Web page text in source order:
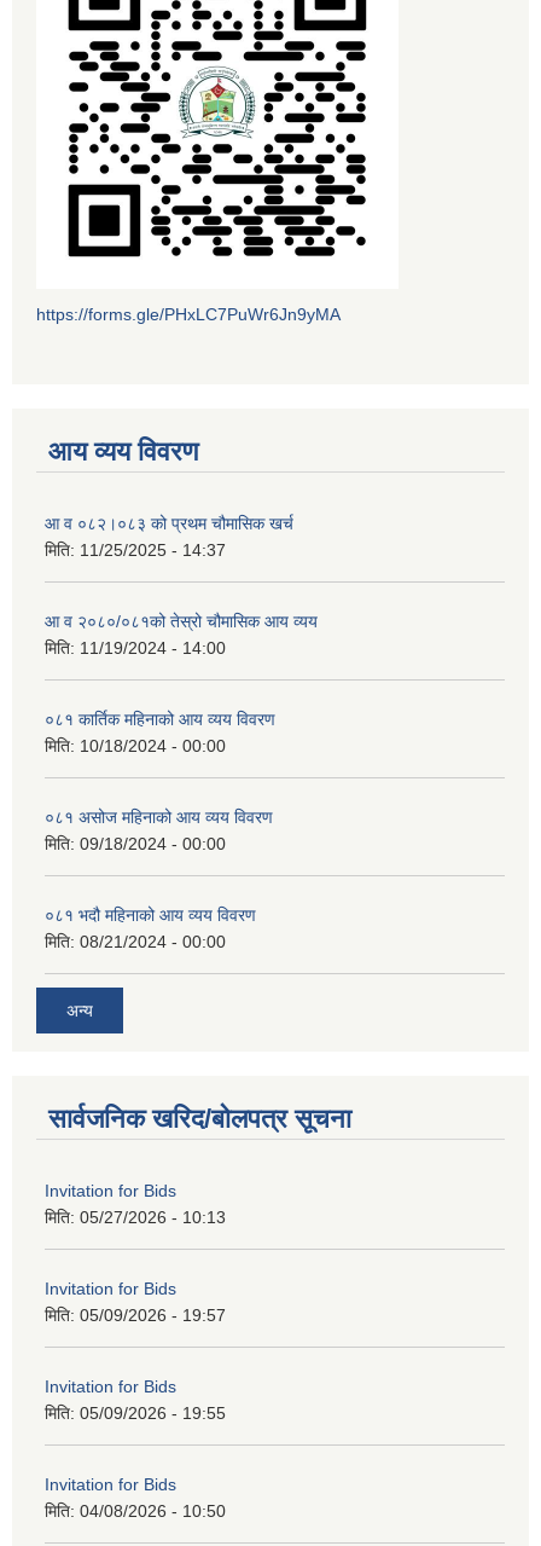
https://forms.gle/PHxLC7PuWr6Jn9yMA
आय व्यय विवरण
आ व ०८२।०८३ को प्रथम चौमासिक खर्च
मिति: 11/25/2025 - 14:37
आ व २०८०/०८१को तेस्रो चौमासिक आय व्यय
मिति: 11/19/2024 - 14:00
०८१ कार्तिक महिनाको आय व्यय विवरण
मिति: 10/18/2024 - 00:00
०८१ असोज महिनाको आय व्यय विवरण
मिति: 09/18/2024 - 00:00
०८१ भदौ महिनाको आय व्यय विवरण
मिति: 08/21/2024 - 00:00
अन्य
सार्वजनिक खरिद/बोलपत्र सूचना
Invitation for Bids
मिति: 05/27/2026 - 10:13
Invitation for Bids
मिति: 05/09/2026 - 19:57
Invitation for Bids
मिति: 05/09/2026 - 19:55
Invitation for Bids
मिति: 04/08/2026 - 10:50